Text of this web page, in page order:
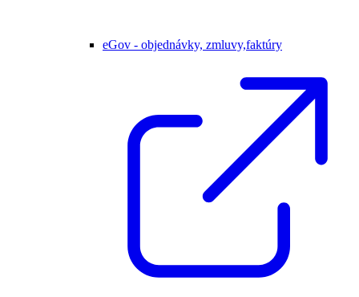
eGov - objednávky, zmluvy,faktúry